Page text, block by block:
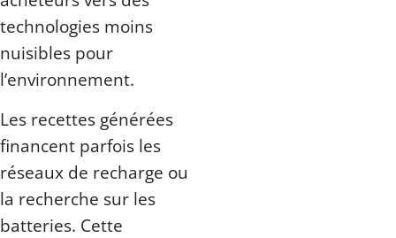
technologies moins
nuisibles pour
l’environnement.
Les recettes générées
financent parfois les
réseaux de recharge ou
la recherche sur les
batteries. Cette